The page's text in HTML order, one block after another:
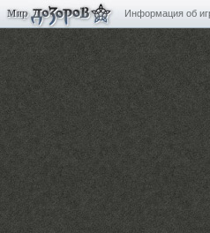
Информация об